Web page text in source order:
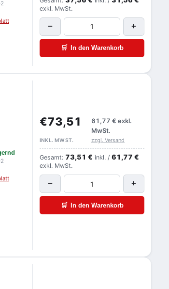
exkl. MwSt.
− +
🛒 In den Warenkorb
€73,51 61,77 € exkl.
MwSt.
INKL. MWST. zzgl. Versand
Gesamt: 73,51 € inkl. / 61,77 €
exkl. MwSt.
− +
🛒 In den Warenkorb